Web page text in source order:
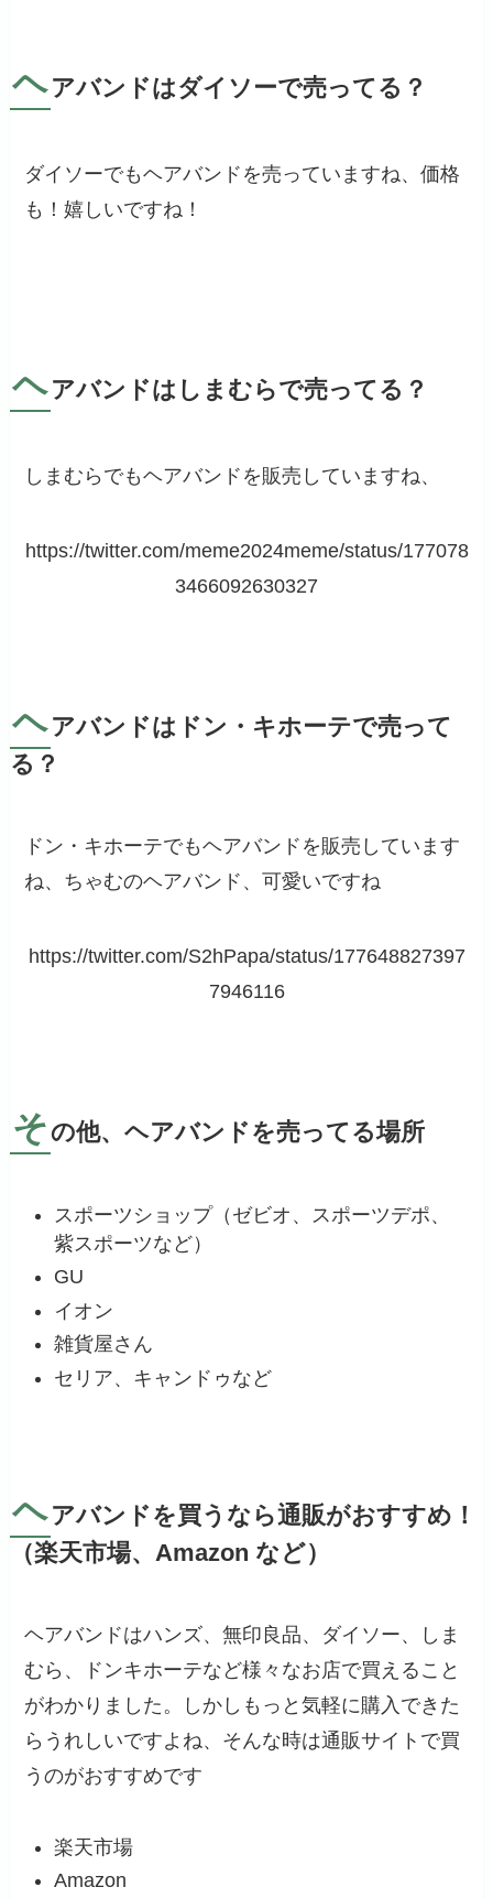
ヘアバンドはダイソーで売ってる？
ダイソーでもヘアバンドを売っていますね、価格
も！嬉しいですね！
ヘアバンドはしまむらで売ってる？
しまむらでもヘアバンドを販売していますね、
https://twitter.com/meme2024meme/status/177078
3466092630327
ヘアバンドはドン・キホーテで売って
る？
ドン・キホーテでもヘアバンドを販売しています
ね、ちゃむのヘアバンド、可愛いですね
https://twitter.com/S2hPapa/status/177648827397
7946116
そ の他、ヘアバンドを売ってる場所
スポーツショップ（ゼビオ、スポーツデポ、
紫スポーツなど）
GU
イオン
雑貨屋さん
セリア、キャンドゥなど
ヘアバンドを買うなら通販がおすすめ！
（楽天市場、Amazon など）
ヘアバンドはハンズ、無印良品、ダイソー、しま
むら、ドンキホーテなど様々なお店で買えること
がわかりました。しかしもっと気軽に購入できた
らうれしいですよね、そんな時は通販サイトで買
うのがおすすめです
楽天市場
Amazon